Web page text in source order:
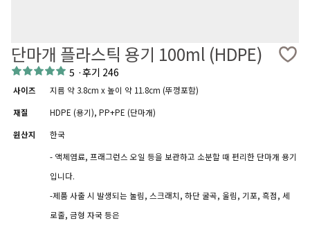
단마개 플라스틱 용기 100ml (HDPE)
5 ·후기 246
사이즈
지름 약 3.8cm x 높이 약 11.8cm (뚜껑포함)
재질
HDPE (용기), PP+PE (단마개)
원산지
한국
- 액체염료, 프래그런스 오일 등을 보관하고 소분할 때 편리한 단마개 용기
입니다.
-제품 사출 시 발생되는 눌림, 스크래치, 하단 굴곡, 울림, 기포, 흑점, 세
로줄, 금형 자국 등은